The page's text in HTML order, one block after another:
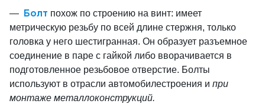
Болт похож по строению на винт: имеет
метрическую резьбу по всей длине стержня, только
головка у него шестигранная. Он образует разъемное
соединение в паре с гайкой либо вворачивается в
подготовленное резьбовое отверстие. Болты
используют в отрасли автомобилестроения и при
монтаже металлоконструкций.